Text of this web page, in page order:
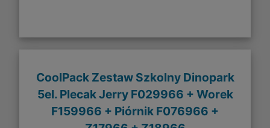
CoolPack Zestaw Szkolny Dinopark
5el. Plecak Jerry F029966 + Worek
F159966 + Piórnik F076966 +